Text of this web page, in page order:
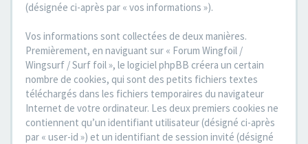
(désignée ci-après par « vos informations »).
Vos informations sont collectées de deux manières.
Premièrement, en naviguant sur « Forum Wingfoil /
Wingsurf / Surf foil », le logiciel phpBB créera un certain
nombre de cookies, qui sont des petits fichiers textes
téléchargés dans les fichiers temporaires du navigateur
Internet de votre ordinateur. Les deux premiers cookies ne
contiennent qu’un identifiant utilisateur (désigné ci-après
par « user-id ») et un identifiant de session invité (désigné